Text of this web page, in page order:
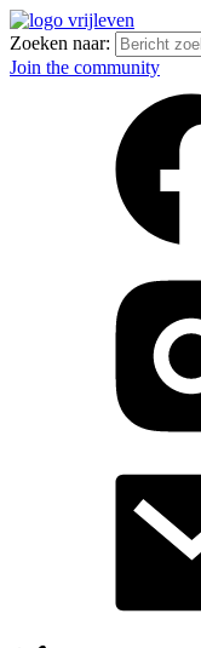
Zoeken naar:
Join the community